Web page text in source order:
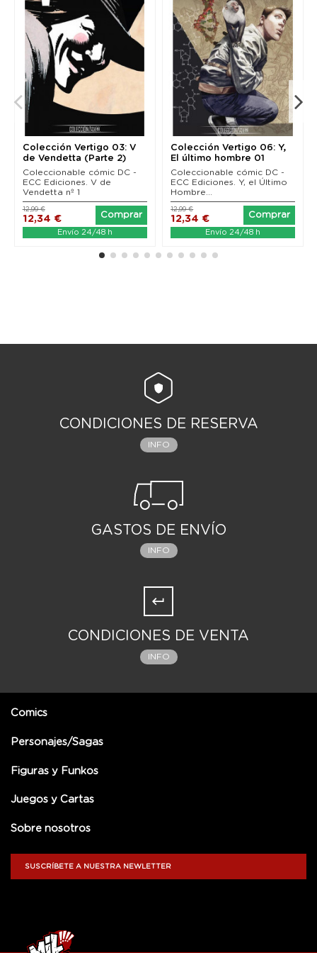
Colección Vertigo 03: V
de Vendetta (Parte 2)
Coleccionable cómic DC -
ECC Ediciones. V de
Vendetta nº 1
12,34 €
12,99 €
Comprar
Envío 24/48 h
Colección Vertigo 06: Y,
El último hombre 01
Coleccionable cómic DC -
ECC Ediciones. Y, el Último
Hombre...
12,34 €
12,99 €
Comprar
Envío 24/48 h
CONDICIONES DE RESERVA
INFO
GASTOS DE ENVÍO
INFO
CONDICIONES DE VENTA
INFO
Comics
Personajes/Sagas
Figuras y Funkos
Juegos y Cartas
Sobre nosotros
SUSCRÍBETE A NUESTRA NEWLETTER